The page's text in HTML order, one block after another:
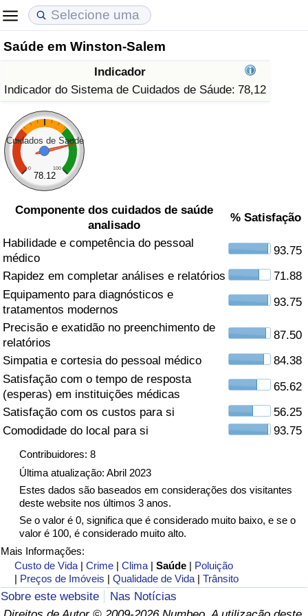
Saúde em Winston-Salem
Indicador
Indicador do Sistema de Cuidados de Sáude: 78,12
Cuidados de Saúde
0 100
78.12
Componente dos cuidados de saúde
analisado
% Satisfação
Habilidade e competência do pessoal
médico
93.75
Rapidez em completar análises e relatórios
71.88
Equipamento para diagnósticos e
tratamentos modernos
93.75
Precisão e exatidão no preenchimento de
relatórios
87.50
Simpatia e cortesia do pessoal médico
84.38
Satisfação com o tempo de resposta
(esperas) em instituições médicas
65.62
Satisfação com os custos para si
56.25
Comodidade do local para si
93.75
Contribuidores: 8
Última atualização: Abril 2023
Estes dados são baseados em considerações dos visitantes
deste website nos últimos 3 anos.
Se o valor é 0, significa que é considerado muito baixo, e se o
valor é 100, é considerado muito alto.
Mais Informações:
Custo de Vida |Crime |Clima |Saúde | Poluição
| Preços de Imóveis |Qualidade de Vida |Trânsito
Sobre este website
Nas Notícias
Custo de Vida
Indicador de Custo de Vida (Atual)
Indicador de Custo de Vida
Indicador de Custo de Vida Por País
em Aqaba
Preços de Imóveis
Indicador de Preços de Imóveis (Atual)
Indicador de Preços de Imóveis
Indicador de Preços de Imóveis por País
Qualidade de Vida
Indicador de Qualidade de Vida
Indicador de Qualidade de Vida (Atual)
Índice de qualidade de vida por país
Crime
Taxa do Indicador de Crime (Atual)
Indicador de Crime
Índice de criminalidade por país
Saúde
Indicador de Saúde (Atual)
Indicador de Saúde
Indicador de Saúde por País
Poluição
Indicador de Poluição (Atual)
Índice de poluição
Indicador de Poluição por País
Trânsito